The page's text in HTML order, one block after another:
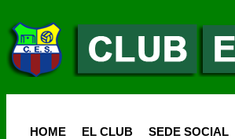
HOME EL CLUB SEDE SOCIAL